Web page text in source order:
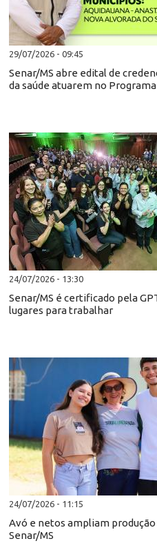
29/07/2026 - 09:45
Senar/MS abre edital de
da saúde atuarem no
24/07/2026 - 13:30
Senar/MS é certificado pela
lugares para trabalhar
24/07/2026 - 11:15
Avó e netos ampliam
Senar/MS